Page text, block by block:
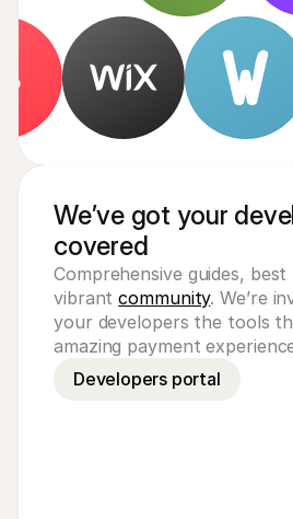
We’ve got your
covered
Comprehensive guides,
vibrantcommunity. We’re
your developers the tools
amazing payment
Developers portal